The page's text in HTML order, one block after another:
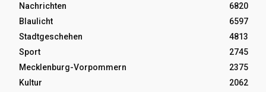
Nachrichten
6820
Blaulicht
6597
Stadtgeschehen
4813
Sport
2745
Mecklenburg-Vorpommern
2375
Kultur
2062